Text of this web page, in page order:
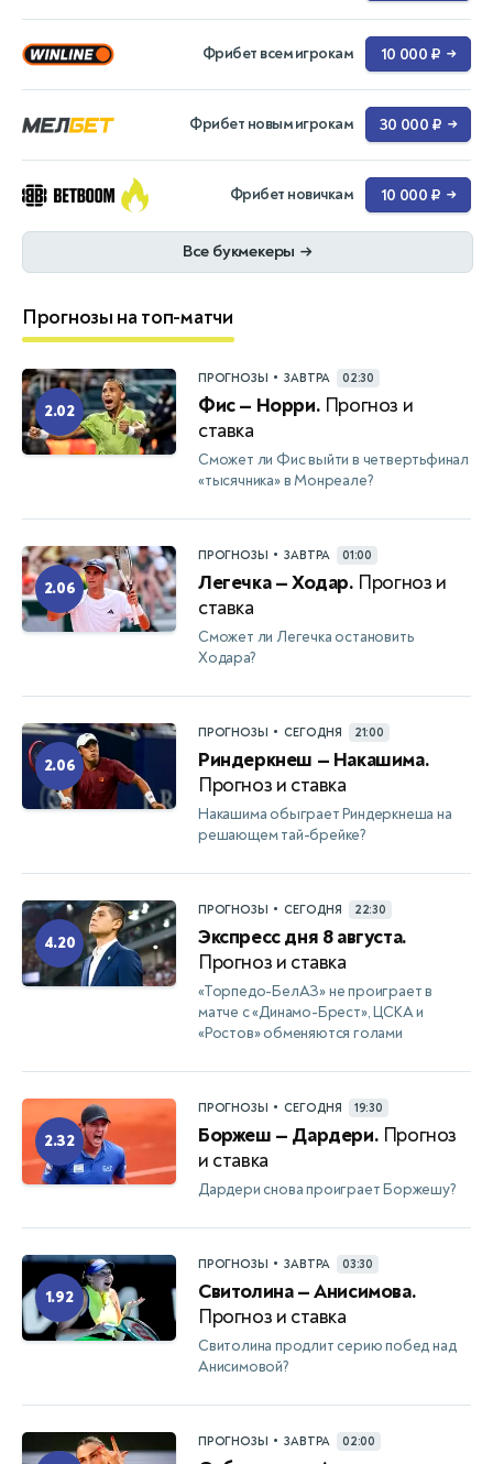
Фрибет всем игрокам 10 000 ₽ →
Фрибет новым игрокам 30 000 ₽ →
Фрибет новичкам 10 000 ₽ →
Все букмекеры →
Прогнозы на топ-матчи
2.02
ПРОГНОЗЫ • ЗАВТРА 02:30
Фис — Норри. Прогноз и
ставка
Сможет ли Фис выйти в четвертьфинал
«тысячника» в Монреале?
2.06
ПРОГНОЗЫ • ЗАВТРА 01:00
Легечка — Ходар. Прогноз и
ставка
Сможет ли Легечка остановить
Ходара?
2.06
ПРОГНОЗЫ • СЕГОДНЯ 21:00
Риндеркнеш — Накашима.
Прогноз и ставка
Накашима обыграет Риндеркнеша на
решающем тай-брейке?
4.20
ПРОГНОЗЫ • СЕГОДНЯ 22:30
Экспресс дня 8 августа.
Прогноз и ставка
«Торпедо-БелАЗ» не проиграет в
матче с «Динамо-Брест», ЦСКА и
«Ростов» обменяются голами
2.32
ПРОГНОЗЫ • СЕГОДНЯ 19:30
Боржеш — Дардери. Прогноз
и ставка
Дардери снова проиграет Боржешу?
1.92
ПРОГНОЗЫ • ЗАВТРА 03:30
Свитолина — Анисимова.
Прогноз и ставка
Свитолина продлит серию побед над
Анисимовой?
ПРОГНОЗЫ • ЗАВТРА 02:00